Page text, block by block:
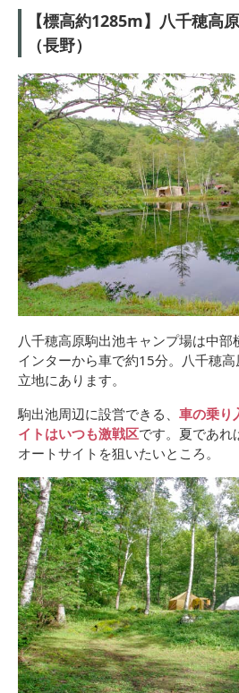
【標高約1285m】八千穂高
（長野）
八千穂高原駒出池キャンプ場は中
インターから車で約15分。八千穂
立地にあります。
駒出池周辺に設営できる、 車の乗り
イトはいつも激戦区です。夏であれ
オートサイトを狙いたいところ。